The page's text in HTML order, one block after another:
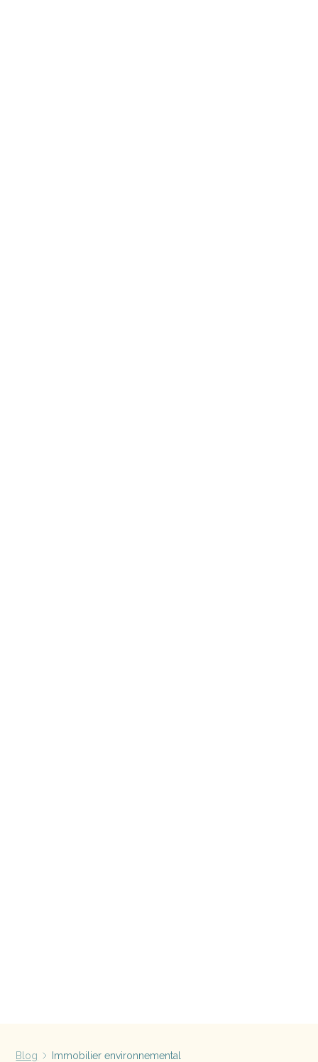
Blog Immobilier environnemental